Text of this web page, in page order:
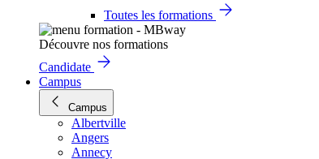
Toutes les formations
Découvre nos formations
Candidate
Campus
Campus
Albertville
Angers
Annecy